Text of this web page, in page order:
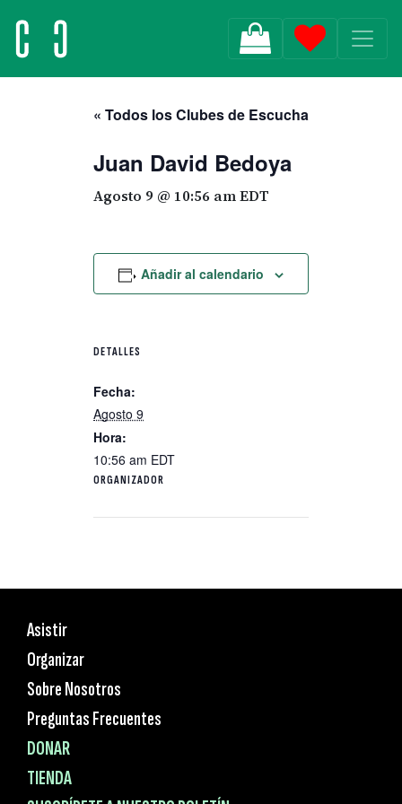
MAIN NAVIGATION
« Todos los Clubes de Escucha
Juan David Bedoya
Agosto 9 @ 10:56 amEDT
Añadir al calendario
DETALLES
Fecha:
Agosto 9
Hora:
10:56 am EDT
ORGANIZADOR
Asistir
Organizar
Sobre Nosotros
Preguntas Frecuentes
DONAR
TIENDA